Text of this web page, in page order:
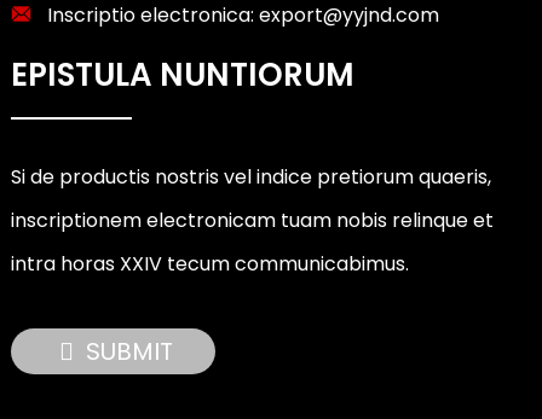
Inscriptio electronica: export@yyjnd.com
EPISTULA NUNTIORUM
Si de productis nostris vel indice pretiorum quaeris,
inscriptionem electronicam tuam nobis relinque et
intra horas XXIV tecum communicabimus.
SUBMIT